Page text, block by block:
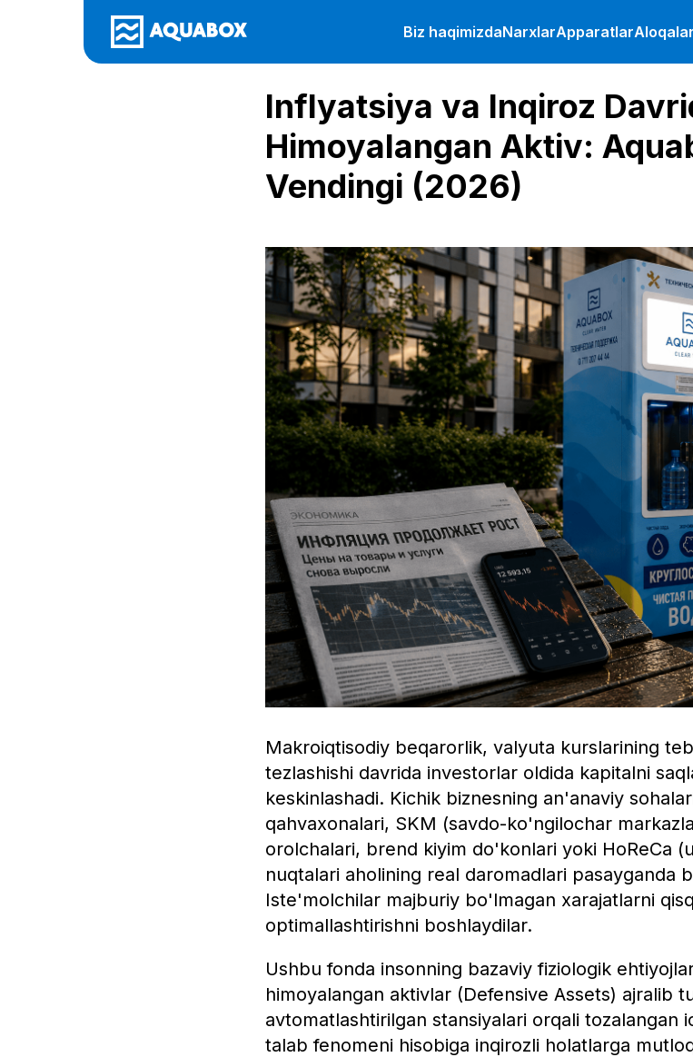
Biz haqimizdaNarxlarApparatlarAloqalar
Inflyatsiya va Inqiroz
Himoyalangan Aktiv:
Vendingi (2026)
Makroiqtisodiy beqarorlik, valyuta kurslarining
tezlashishi davrida investorlar oldida kapitalni
keskinlashadi. Kichik biznesning an'anaviy
qahvaxonalari, SKM (savdo-ko'ngilochar
orolchalari, brend kiyim do'konlari yoki HoReCa
nuqtalari aholining real daromadlari pasayganda
Iste'molchilar majburiy bo'lmagan xarajatlarni
optimallashtirishni boshlaydilar.
Ushbu fonda insonning bazaviy fiziologik
himoyalangan aktivlar (Defensive Assets) ajralib
avtomatlashtirilgan stansiyalari orqali tozalangan
talab fenomeni hisobiga inqirozli holatlarga